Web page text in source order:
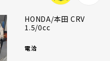
HONDA/本田 CRV
1.5/0cc
電洽